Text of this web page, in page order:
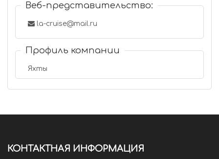
Веб-представительство:
la-cruise@mail.ru
Профиль компании
Яхты
КОНТАКТНАЯ ИНФОРМАЦИЯ